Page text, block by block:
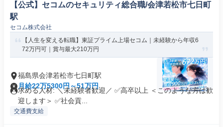
【公式】セコムのセキュリティ総合職/会津若松市七日町
駅
セコム株式会社
【人生を変える転職】東証プライム上場セコム｜未経験から年収6
72万円可｜賞与最大210万円
福島県会津若松市七日町駅
月給22万5300円～51万円
求める人材: ＼未経験者歓迎／ ✅高卒以上 ＜このような方は歓
迎します＞ ✅社会貢...
交通費支給